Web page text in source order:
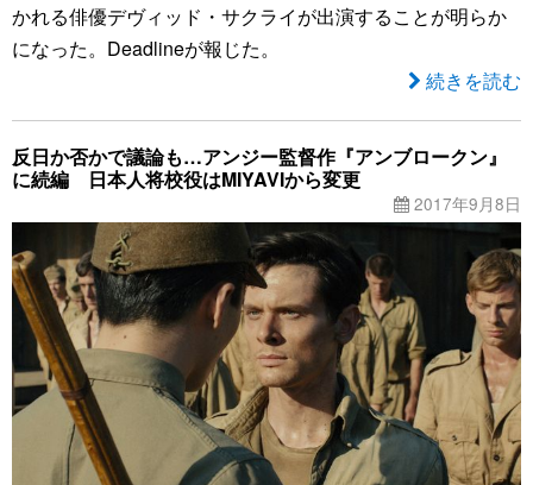
かれる俳優デヴィッド・サクライが出演することが明らか
になった。Deadlineが報じた。
続きを読む
反日か否かで議論も…アンジー監督作『アンブロークン』
に続編 日本人将校役はMIYAVIから変更
2017年9月8日